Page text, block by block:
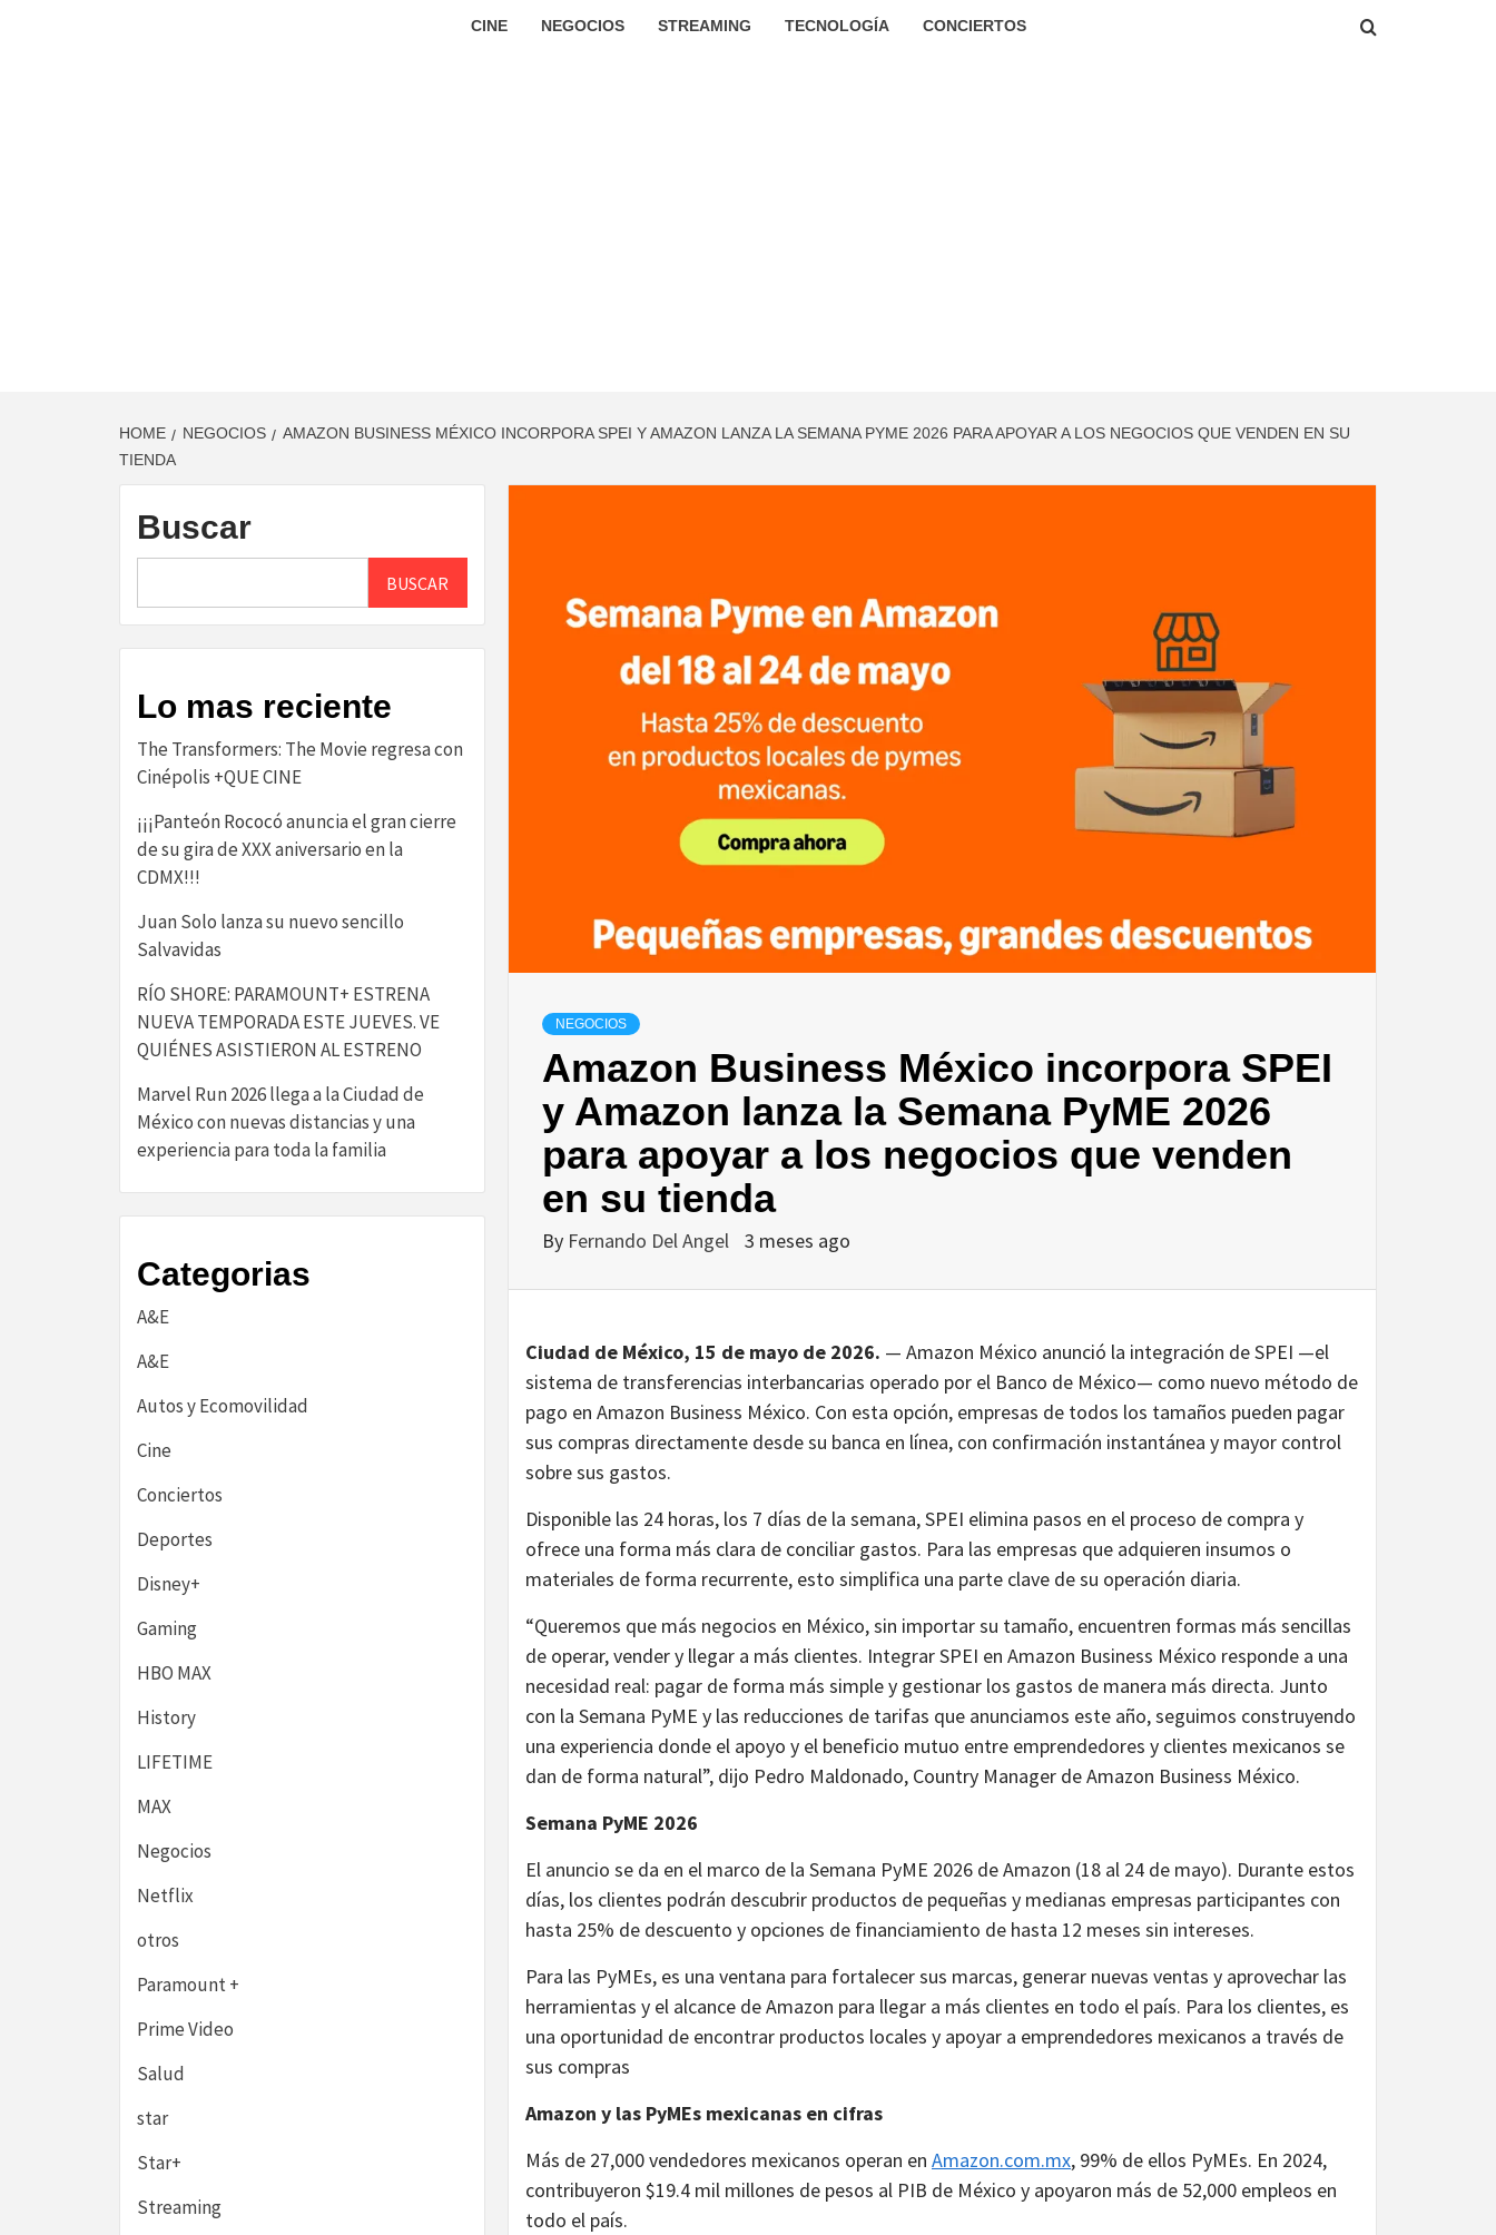
CINE NEGOCIOS STREAMING TECNOLOGÍA CONCIERTOS
HOME NEGOCIOS
AMAZON BUSINESS MÉXICO INCORPORA SPEI Y AMAZON LANZA LA SEMANA PYME 2026 PARA APOYAR A LOS NEGOCIOS QUE VENDEN EN SU
TIENDA
NEGOCIOS
Amazon Business México incorpora SPEI
y Amazon lanza la Semana PyME 2026
para apoyar a los negocios que venden
en su tienda
By Fernando Del Angel 3 meses ago
Ciudad de México, 15 de mayo de 2026. — Amazon México anunció la integración de SPEI —el
sistema de transferencias interbancarias operado por el Banco de México— como nuevo método de
pago en Amazon Business México. Con esta opción, empresas de todos los tamaños pueden pagar
sus compras directamente desde su banca en línea, con confirmación instantánea y mayor control
sobre sus gastos.
Disponible las 24 horas, los 7 días de la semana, SPEI elimina pasos en el proceso de compra y
ofrece una forma más clara de conciliar gastos. Para las empresas que adquieren insumos o
materiales de forma recurrente, esto simplifica una parte clave de su operación diaria.
“Queremos que más negocios en México, sin importar su tamaño, encuentren formas más sencillas
de operar, vender y llegar a más clientes. Integrar SPEI en Amazon Business México responde a una
necesidad real: pagar de forma más simple y gestionar los gastos de manera más directa. Junto
con la Semana PyME y las reducciones de tarifas que anunciamos este año, seguimos construyendo
una experiencia donde el apoyo y el beneficio mutuo entre emprendedores y clientes mexicanos se
dan de forma natural”, dijo Pedro Maldonado, Country Manager de Amazon Business México.
Semana PyME 2026
El anuncio se da en el marco de la Semana PyME 2026 de Amazon (18 al 24 de mayo). Durante estos
días, los clientes podrán descubrir productos de pequeñas y medianas empresas participantes con
hasta 25% de descuento y opciones de financiamiento de hasta 12 meses sin intereses.
Para las PyMEs, es una ventana para fortalecer sus marcas, generar nuevas ventas y aprovechar las
herramientas y el alcance de Amazon para llegar a más clientes en todo el país. Para los clientes, es
una oportunidad de encontrar productos locales y apoyar a emprendedores mexicanos a través de
sus compras
Amazon y las PyMEs mexicanas en cifras
Más de 27,000 vendedores mexicanos operan en Amazon.com.mx, 99% de ellos PyMEs. En 2024,
contribuyeron $19.4 mil millones de pesos al PIB de México y apoyaron más de 52,000 empleos en
todo el país.
Buscar
BUSCAR
Lo mas reciente
The Transformers: The Movie regresa con
Cinépolis +QUE CINE
¡¡¡Panteón Rococó anuncia el gran cierre
de su gira de XXX aniversario en la
CDMX!!!
Juan Solo lanza su nuevo sencillo
Salvavidas
RÍO SHORE: PARAMOUNT+ ESTRENA
NUEVA TEMPORADA ESTE JUEVES. VE
QUIÉNES ASISTIERON AL ESTRENO
Marvel Run 2026 llega a la Ciudad de
México con nuevas distancias y una
experiencia para toda la familia
Categorias
A&E
A&E
Autos y Ecomovilidad
Cine
Conciertos
Deportes
Disney+
Gaming
HBO MAX
History
LIFETIME
MAX
Negocios
Netflix
otros
Paramount +
Prime Video
Salud
star
Star+
Streaming